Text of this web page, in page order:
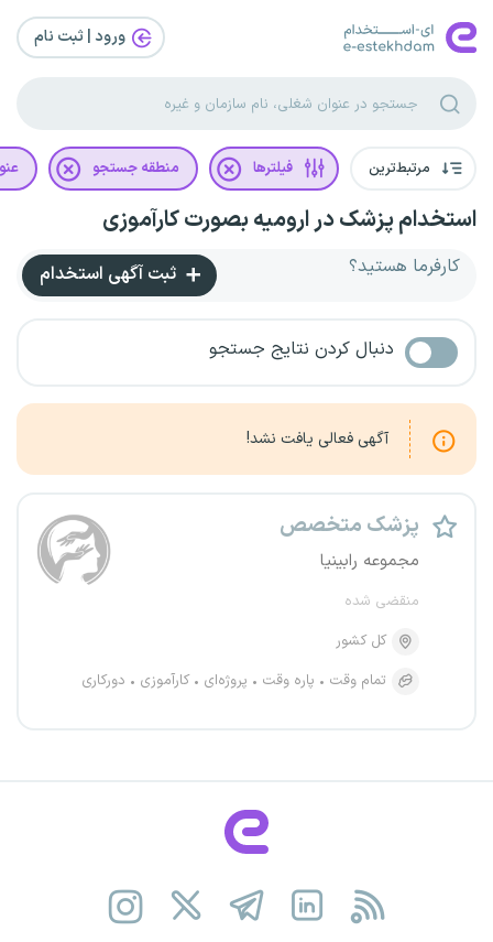
ورود | ثبت‌ نام
مرتبط‌ترین فیلترها منطقه جستجو
استخدام پزشک در ارومیه بصورت کارآموزی
کارفرما هستید؟ ثبت آگهی استخدام
دنبال کردن نتایج جستجو
آگهی فعالی یافت نشد!
پزشک متخصص
مجموعه رابینیا
منقضی شده
کل کشور
تمام وقت
پاره وقت پروژه‌ای کارآموزی دورکاری